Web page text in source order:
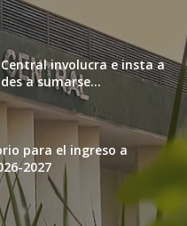
involucra e insta a
a sumarse...
para el ingreso a
2027